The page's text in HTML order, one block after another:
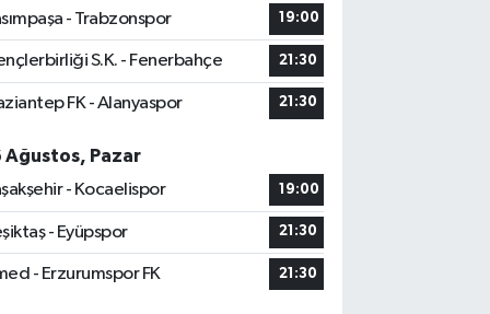
- Trabzonspor 19:00
S.K. - Fenerbahçe 21:30
FK - Alanyaspor 21:30
Ağustos, Pazar
- Kocaelispor
19:00
- Eyüpspor 21:30
- Erzurumspor FK 21:30